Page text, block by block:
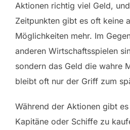
Aktionen richtig viel Geld,
Zeitpunkten gibt es oft keine
Möglichkeiten mehr. Im
anderen Wirtschaftsspielen
sondern das Geld die wahre
bleibt oft nur der Griff zum
Während der Aktionen gibt
Kapitäne oder Schiffe zu